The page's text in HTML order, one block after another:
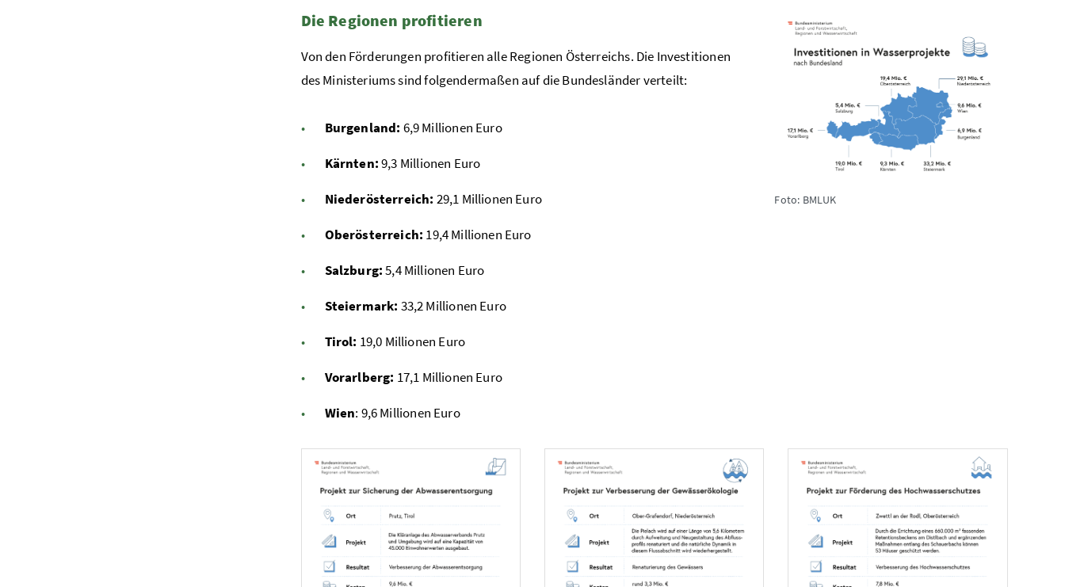
Foto: BMLUK
Die Regionen profitieren
Von den Förderungen profitieren alle Regionen Österreichs. Die Investitionen
des Ministeriums sind folgendermaßen auf die Bundesländer verteilt:
Burgenland: 6,9 Millionen Euro
Kärnten:9,3 Millionen Euro
Niederösterreich: 29,1 Millionen Euro
Oberösterreich: 19,4 Millionen Euro
Salzburg:5,4 Millionen Euro
Steiermark: 33,2 Millionen Euro
Tirol: 19,0 Millionen Euro
Vorarlberg: 17,1 Millionen Euro
Wien: 9,6 Millionen Euro